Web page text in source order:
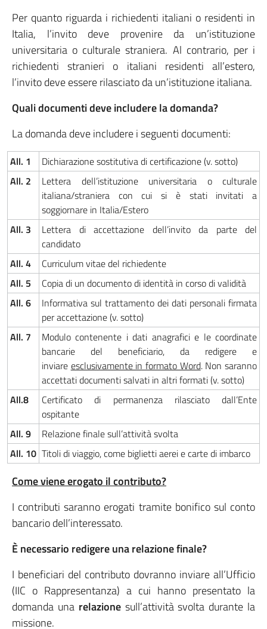
Per quanto riguarda i richiedenti italiani o residenti in
Italia, l’invito deve provenire da un’istituzione
universitaria o culturale straniera. Al contrario, per i
richiedenti stranieri o italiani residenti all’estero,
l’invito deve essere rilasciato da un’istituzione italiana.
Quali documenti deve includere la domanda?
La domanda deve includere i seguenti documenti:
All. 1
Dichiarazione sostitutiva di certificazione (v. sotto)
All. 2
Lettera dell’istituzione universitaria o culturale
italiana/straniera con cui si è stati invitati a
soggiornare in Italia/Estero
All. 3
Lettera di accettazione dell’invito da parte del
candidato
All. 4
Curriculum vitae del richiedente
All. 5
Copia di un documento di identità in corso di validità
All. 6
Informativa sul trattamento dei dati personali firmata
per accettazione (v. sotto)
All. 7
Modulo contenente i dati anagrafici e le coordinate
bancarie del beneficiario, da redigere e
inviare esclusivamente in formato Word. Non saranno
accettati documenti salvati in altri formati (v. sotto)
All.8
Certificato di permanenza rilasciato dall’Ente
ospitante
All. 9
Relazione finale sull’attività svolta
All. 10 Titoli di viaggio, come biglietti aerei e carte di imbarco
Come viene erogato il contributo?
I contributi saranno erogati tramite bonifico sul conto
bancario dell’interessato.
È necessario redigere una relazione finale?
I beneficiari del contributo dovranno inviare all’Ufficio
(IIC o Rappresentanza) a cui hanno presentato la
domanda una relazionesull’attività svolta durante la
missione.